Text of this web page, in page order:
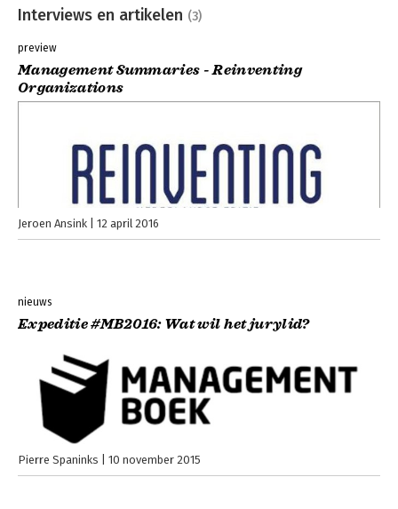
Interviews en artikelen (3)
preview
Management Summaries - Reinventing
Organizations
Jeroen Ansink 12 april 2016
nieuws
Expeditie #MB2016: Wat wil het jurylid?
Pierre Spaninks 10 november 2015